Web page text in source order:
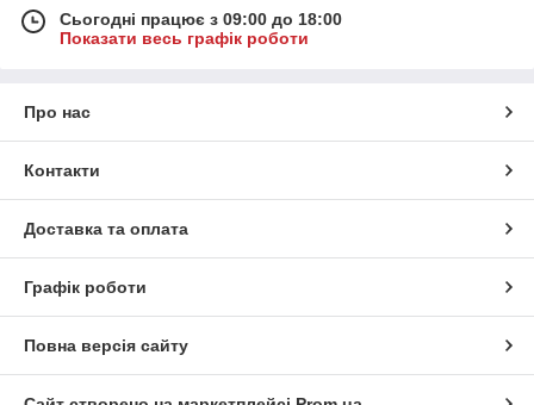
Сьогодні працює з 09:00 до 18:00
Показати весь графік роботи
Про нас
Контакти
Доставка та оплата
Графік роботи
Повна версія сайту